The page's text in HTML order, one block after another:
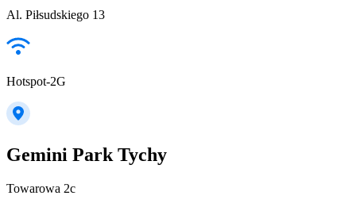
Al. Piłsudskiego 13
Hotspot-2G
Gemini Park Tychy
Towarowa 2c